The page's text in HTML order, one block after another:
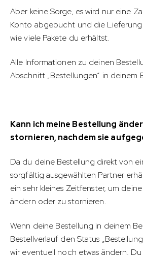
Aber keine Sorge, es wird nur eine
Konto abgebucht und die Lieferung
wie viele Pakete du erhältst.
Alle Informationen zu deinen
Abschnitt „Bestellungen“ in deinem
Kann ich meine Bestellung
stornieren, nachdem sie
Da du deine Bestellung direkt von
sorgfältig ausgewählten Partner
ein sehr kleines Zeitfenster, um
ändern oder zu stornieren.
Wenn deine Bestellung in deinem
Bestellverlauf den Status
wir eventuell noch etwas ändern.